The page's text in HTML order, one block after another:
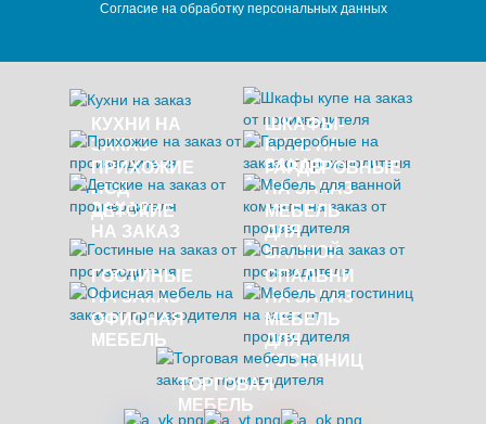
Согласие на обработку персональных данных
КУХНИ НА
ЗАКАЗ
ШКАФЫ-
КУПЕ НА
ЗАКАЗ
ПРИХОЖИЕ
ПОД
ЗАКАЗ
ГАРДЕРОБНЫЕ
НА ЗАКАЗ
ДЕТСКИЕ
НА ЗАКАЗ
МЕБЕЛЬ
ДЛЯ
ВАННОЙ
ГОСТИНЫЕ
НА ЗАКАЗ
СПАЛЬНИ
НА ЗАКАЗ
ОФИСНАЯ
МЕБЕЛЬ
МЕБЕЛЬ
ДЛЯ
ГОСТИНИЦ
ТОРГОВАЯ
МЕБЕЛЬ